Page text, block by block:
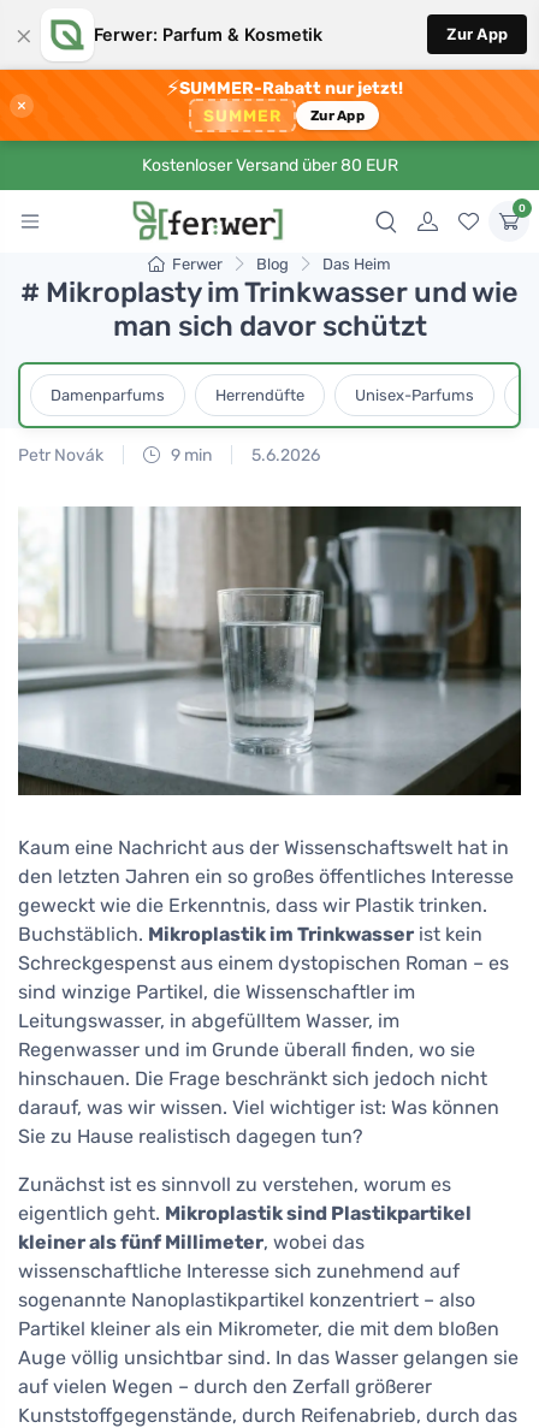
× Ferwer: Parfum & Kosmetik Zur App
×
⚡SUMMER-Rabatt nur jetzt!
SUMMER Zur App
Kostenloser Versand über 80 EUR
0
Ferwer Blog Das Heim
# Mikroplasty im Trinkwasser und wie
man sich davor schützt
Damenparfums Herrendüfte Unisex-Parfums
Petr Novák 9 min 5.6.2026
Kaum eine Nachricht aus der Wissenschaftswelt hat in
den letzten Jahren ein so großes öffentliches Interesse
geweckt wie die Erkenntnis, dass wir Plastik trinken.
Buchstäblich. Mikroplastik im Trinkwasser ist kein
Schreckgespenst aus einem dystopischen Roman – es
sind winzige Partikel, die Wissenschaftler im
Leitungswasser, in abgefülltem Wasser, im
Regenwasser und im Grunde überall finden, wo sie
hinschauen. Die Frage beschränkt sich jedoch nicht
darauf, was wir wissen. Viel wichtiger ist: Was können
Sie zu Hause realistisch dagegen tun?
Zunächst ist es sinnvoll zu verstehen, worum es
eigentlich geht. Mikroplastik sind Plastikpartikel
kleiner als fünf Millimeter, wobei das
wissenschaftliche Interesse sich zunehmend auf
sogenannte Nanoplastikpartikel konzentriert – also
Partikel kleiner als ein Mikrometer, die mit dem bloßen
Auge völlig unsichtbar sind. In das Wasser gelangen sie
auf vielen Wegen – durch den Zerfall größerer
Kunststoffgegenstände, durch Reifenabrieb, durch das